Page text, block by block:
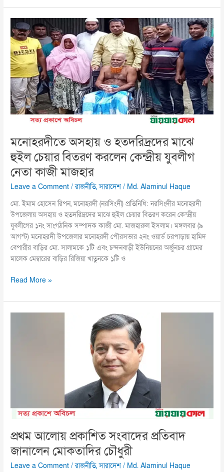
মনোহরদীতে অসহায় ও হতদরিদ্রদের মাঝে
হুইল চেয়ার বিতরণ করলেন কেন্দ্রীয় যুবলীগ
নেতা কাজী মাজহার
Leave a Comment /রাজনীতি,সারাদেশ / Md. Alaminul Haque
মো. ইমাম হোসেন রিপন, মনোহরদী (নরসিংদী) প্রতিনিধি: নরসিংদীর মনোহরদী
উপজেলায় অসহায় ও হতদরিদ্রদের মাঝে হুইল চেয়ার বিতরণ করেন কেন্দ্রীয়
যুবলীগের ১নং সাংগঠনিক সম্পাদক কাজী মো. মাজহারুল ইসলাম। মঙ্গলবার (৯
আগস্ট) মনোহরদী উপজেলার মনোহরদী পৌরসভার ২নং ওয়ার্ড চরপাড়ায় হামিদ
বেপারীর বাড়ির মো. সালামকে ১টি এবং চন্দনবাড়ী ইউনিয়নের অর্জুনচর গ্রামের
মালেক মেম্বারের বাড়ির রিজিয়া খাতুনকে ১টি ও
মনোহরদীতে
অসহায়
ও
হতদরিদ্রদের
মাঝে
হুইল
চেয়ার
বিতরণ
করলেন
নেতা
কাজী
মাজহার
Read More »
প্রথম আলোয় প্রকাশিত সংবাদের প্রতিবাদ
জানালেন মোকতাদির চৌধুরী
Leave a Comment /রাজনীতি,সারাদেশ / Md. Alaminul Haque